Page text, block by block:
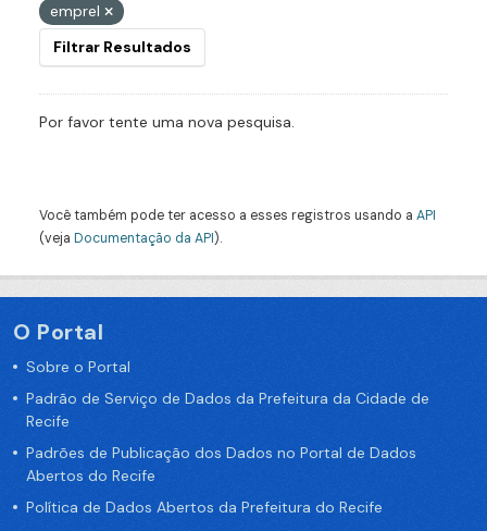
emprel
Filtrar Resultados
Por favor tente uma nova pesquisa.
Você também pode ter acesso a esses registros usando a API
(veja Documentação da API).
O Portal
Sobre o Portal
Padrão de Serviço de Dados da Prefeitura da Cidade de
Recife
Padrões de Publicação dos Dados no Portal de Dados
Abertos do Recife
Política de Dados Abertos da Prefeitura do Recife